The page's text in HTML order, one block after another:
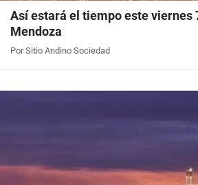
Así estará el tiempo este viernes
Mendoza
Por Sitio Andino Sociedad